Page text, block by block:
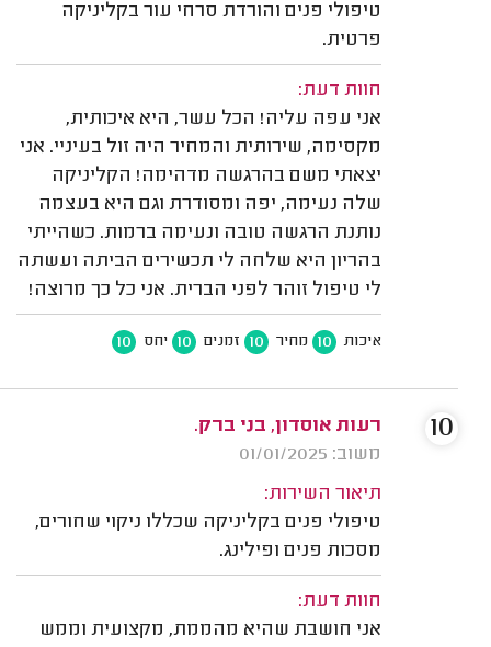
טיפולי פנים והורדת סרחי עור בקליניקה
פרטית.
חוות דעת:
אני עפה עליה! הכל עשר, היא איכותית,
מקסימה, שירותית והמחיר היה זול בעיניי. אני
יצאתי משם בהרגשה מדהימה! הקליניקה
שלה נעימה, יפה ומסודרת וגם היא בעצמה
נותנת הרגשה טובה ונעימה ברמות. כשהייתי
בהריון היא שלחה לי תכשירים הביתה ועשתה
לי טיפול זוהר לפני הברית. אני כל כך מרוצה!
איכות 10 מחיר 10 זמנים 10 יחס 10
רעות אוסדון, בני ברק.
משוב: 01/01/2025
תיאור השירות:
טיפולי פנים בקליניקה שכללו ניקוי שחורים,
מסכות פנים ופילינג.
חוות דעת:
אני חושבת שהיא מהממת, מקצועית וממש
10